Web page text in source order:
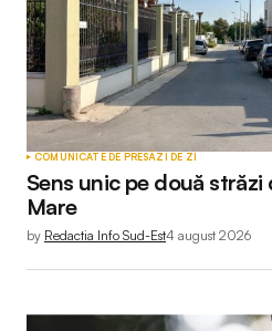
COMUNICATE DE PRESĂZI DE ZI
Sens unic pe două
Mare
by Redactia Info Sud-Est4 august 2026